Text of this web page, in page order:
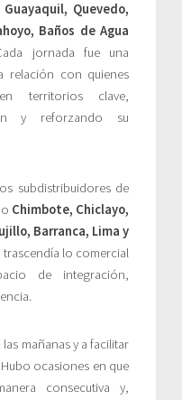
Quevedo,
Baños de Agua
jornada fue una
relación con quienes
territorios clave,
y reforzando su
subdistribuidores de
Chimbote, Chiclayo,
Barranca, Lima y
lo comercial
de integración,
mañanas y a facilitar
ocasiones en que
consecutiva y,